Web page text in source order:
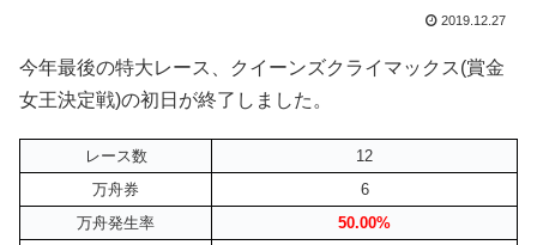
2019.12.27
今年最後の特大レース、クイーンズクライマックス(賞金
女王決定戦)の初日が終了しました。
レース数
12
万舟券
6
万舟発生率
50.00%